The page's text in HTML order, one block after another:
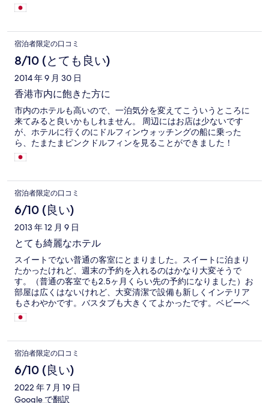
宿泊者限定の口コミ
8/10 (とても良い)
2014 年 9 月 30 日
香港市内に飽きた方に
市内のホテルも高いので、一泊気分を変えてこういうところに
来てみると良いかもしれません。 周辺にはお店は少ないです
が、ホテルに行くのにドルフィンウォッチングの船に乗った
ら、たまたまピンクドルフィンを見ることができました！
宿泊者限定の口コミ
6/10 (良い)
2013 年 12 月 9 日
とても綺麗なホテル
スイートでない普通の客室にとまりました。スイートに泊まり
たかったけれど、週末の予約を入れるのはかなり大変そうで
す。（普通の客室でも2.5ヶ月くらい先の予約になりました）お
部屋は広くはないけれど、大変清潔で設備も新しくインテリア
もさわやかです。バスタブも大きくてよかったです。ベビーベ
ッドも無料で貸し出してくれます。東湧からバスで、大澳に着
いたらすぐ前にあるイルカツアーのおじさんにホテルに行きた
す。
宿泊者限定の口コミ
6/10 (良い)
2022 年 7 月 19 日
Google で翻訳